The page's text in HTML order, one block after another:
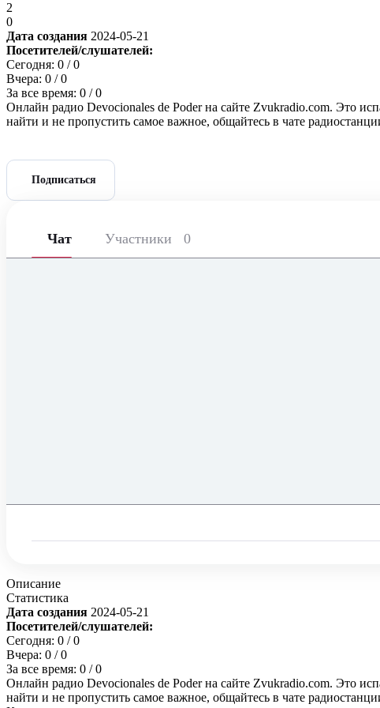
2
0
Дата создания 2024-05-21
Посетителей/слушателей:
Сегодня: 0 / 0
Вчера: 0 / 0
За все время: 0 / 0
Онлайн радио Devocionales de Poder на сайте Zvukradio.com. Это
найти и не пропустить самое важное, общайтесь в чате
Подписаться
Чат Участники 0
Описание
Статистика
Дата создания 2024-05-21
Посетителей/слушателей:
Сегодня: 0 / 0
Вчера: 0 / 0
За все время: 0 / 0
Онлайн радио Devocionales de Poder на сайте Zvukradio.com. Это
найти и не пропустить самое важное, общайтесь в чате